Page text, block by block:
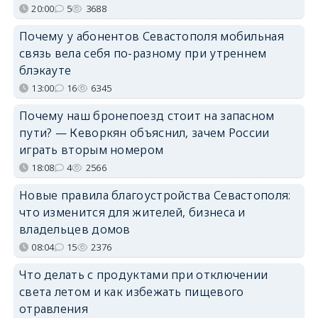
20:00 5 3688
Почему у абонентов Севастополя мобильная
связь вела себя по-разному при утреннем
блэкауте
13:00 16 6345
Почему наш бронепоезд стоит на запасном
пути? — Кеворкян объяснил, зачем России
играть вторым номером
18:08 4 2566
Новые правила благоустройства Севастополя:
что изменится для жителей, бизнеса и
владельцев домов
08:04 15 2376
Что делать с продуктами при отключении
света летом и как избежать пищевого
отравления